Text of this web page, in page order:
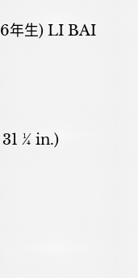
年生) LI BAI
¼ in.)